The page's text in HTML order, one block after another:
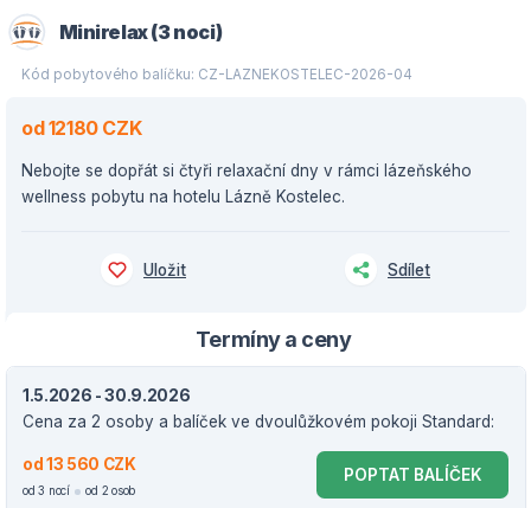
Minirelax (3 noci)
Kód pobytového balíčku: CZ-LAZNEKOSTELEC-2026-04
od 12180 CZK
Nebojte se dopřát si čtyři relaxační dny v rámci lázeňského
wellness pobytu na hotelu Lázně Kostelec.
Uložit Sdílet
Termíny a ceny
1.5.2026 - 30.9.2026
Cena za 2 osoby a balíček ve dvoulůžkovém pokoji Standard:
od 13 560 CZK
od 3 nocí od 2 osob
POPTAT BALÍČEK